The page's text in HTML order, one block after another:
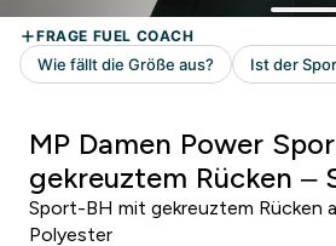
MP Damen Power
gekreuztem Rücken –
Sport-BH mit gekreuztem Rücken
Polyester